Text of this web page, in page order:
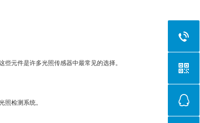
元件是许多光照传感器中最常见的选择。
照检测系统。